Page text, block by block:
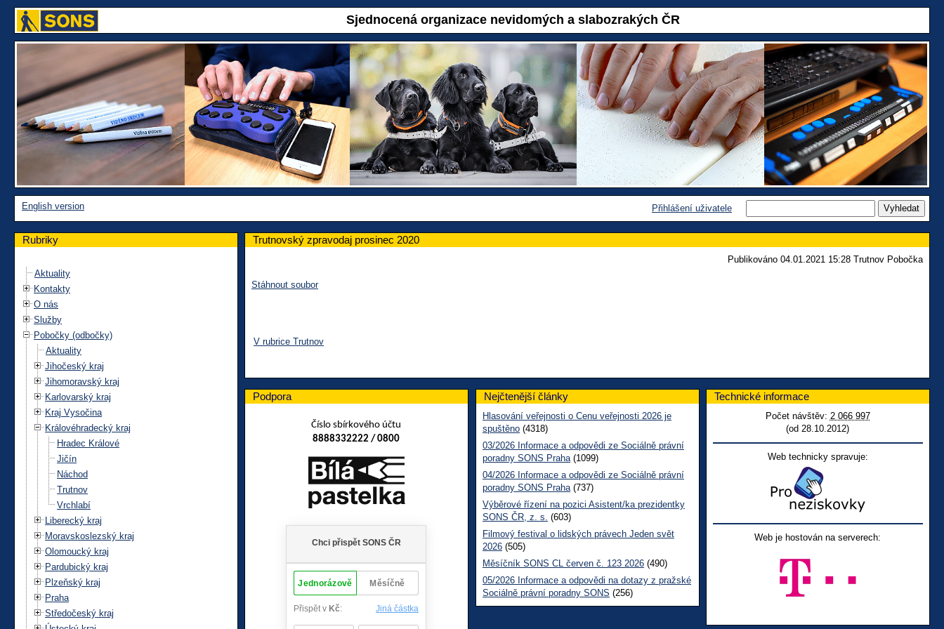
Sjednocená organizace nevidomých a slabozrakých ČR
English version Přihlášení uživatele
Rubriky
Aktuality
Kontakty
O nás
Služby
Pobočky (odbočky)
Aktuality
Jihočeský kraj
Jihomoravský kraj
Karlovarský kraj
Kraj Vysočina
Královéhradecký kraj
Hradec Králové
Jičín
Náchod
Trutnov
Vrchlabí
Liberecký kraj
Moravskoslezský kraj
Olomoucký kraj
Pardubický kraj
Plzeňský kraj
Praha
Středočeský kraj
Trutnovský zpravodaj prosinec 2020
Publikováno 04.01.2021 15:28 Trutnov Pobočka
Stáhnout soubor
V rubrice Trutnov
Podpora
Číslo sbírkového účtu
8888332222 / 0800
Nejčtenější články
Hlasování veřejnosti o Cenu veřejnosti 2026 je
spuštěno (4318)
03/2026 Informace a odpovědi ze Sociálně právní
poradny SONS Praha (1099)
04/2026 Informace a odpovědi ze Sociálně právní
poradny SONS Praha (737)
Výběrové řízení na pozici Asistent/ka prezidentky
SONS ČR, z. s. (603)
Filmový festival o lidských právech Jeden svět
2026 (505)
Měsíčník SONS CL červen č. 123 2026 (490)
05/2026 Informace a odpovědi na dotazy z pražské
Sociálně právní poradny SONS (256)
Technické informace
Počet návštěv: 2 066 997
(od 28.10.2012)
Web technicky spravuje:
Web je hostován na serverech: